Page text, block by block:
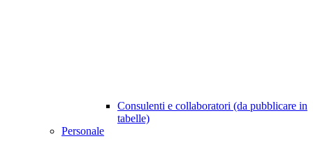
Consulenti e collaboratori (da pubblicare in
tabelle)
Personale